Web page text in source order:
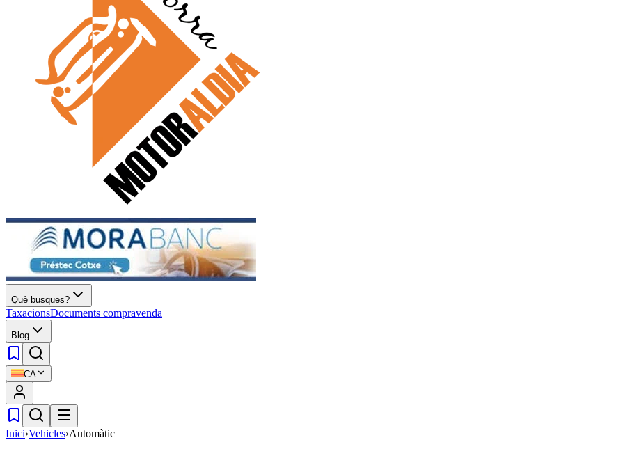
Què busques?
TaxacionsDocuments compravenda
Blog
CA
Inici›Vehicles›Automàtic